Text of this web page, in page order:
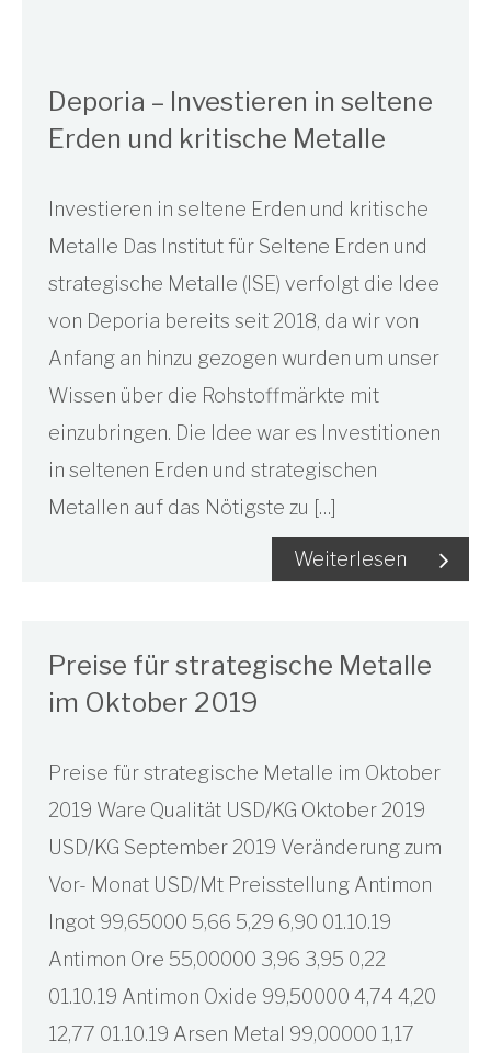
Deporia – Investieren in seltene
Erden und kritische Metalle
Investieren in seltene Erden und kritische
Metalle Das Institut für Seltene Erden und
strategische Metalle (ISE) verfolgt die Idee
von Deporia bereits seit 2018, da wir von
Anfang an hinzu gezogen wurden um unser
Wissen über die Rohstoffmärkte mit
einzubringen. Die Idee war es Investitionen
in seltenen Erden und strategischen
Metallen auf das Nötigste zu […]
Weiterlesen
Preise für strategische Metalle
im Oktober 2019
Preise für strategische Metalle im Oktober
2019 Ware Qualität USD/KG Oktober 2019
USD/KG September 2019 Veränderung zum
Vor- Monat USD/Mt Preisstellung Antimon
Ingot 99,65000 5,66 5,29 6,90 01.10.19
Antimon Ore 55,00000 3,96 3,95 0,22
01.10.19 Antimon Oxide 99,50000 4,74 4,20
12,77 01.10.19 Arsen Metal 99,00000 1,17